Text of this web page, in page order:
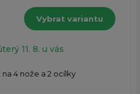
Vybrat variantu
11. 8. u vás
4 nože a 2 ocílky